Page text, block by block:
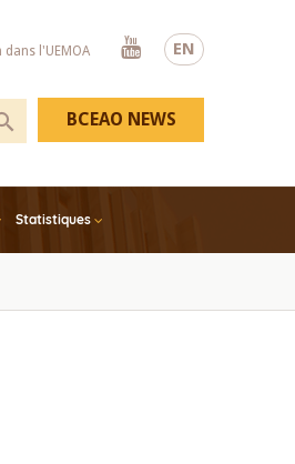
EN
dans l'UEMOA
Youtube
Statistiques
BCEAO NEWS